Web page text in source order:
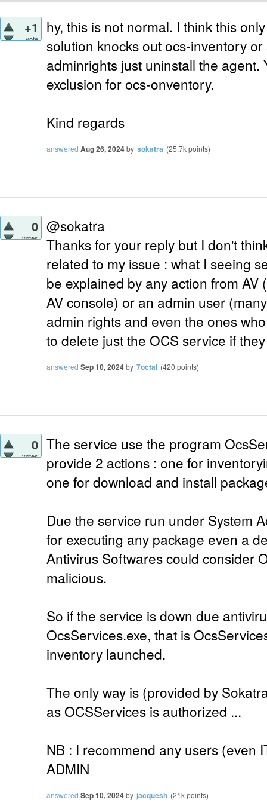
+1
vote
hy, this is not normal. I think this
solution knocks out ocs-inventory
adminrights just uninstall the agent.
exclusion for ocs-onventory.
Kind regards
answered Aug 26, 2024by sokatra (25.7kpoints)
0
votes
@sokatra
Thanks for your reply but I don't
related to my issue : what I seeing
be explained by any action from AV
AV console) or an admin user
admin rights and even the ones
to delete just the OCS service if
answered Sep 10, 2024by 7octal (420 points)
0
votes
The service use the program
provide 2 actions : one for
one for download and install
Due the service run under System
for executing any package even a
Antivirus Softwares could consider
malicious.
So if the service is down due
OcsServices.exe, that is
inventory launched.
The only way is (provided by
as OCSServices is authorized ...
NB : I recommend any users (even
ADMIN
answered Sep 10, 2024by jacquesh (21kpoints)